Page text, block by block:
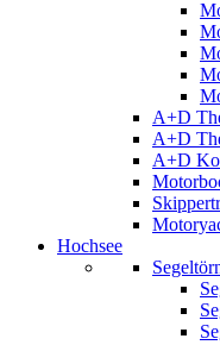
A+D
A+D
A+D
Hochsee